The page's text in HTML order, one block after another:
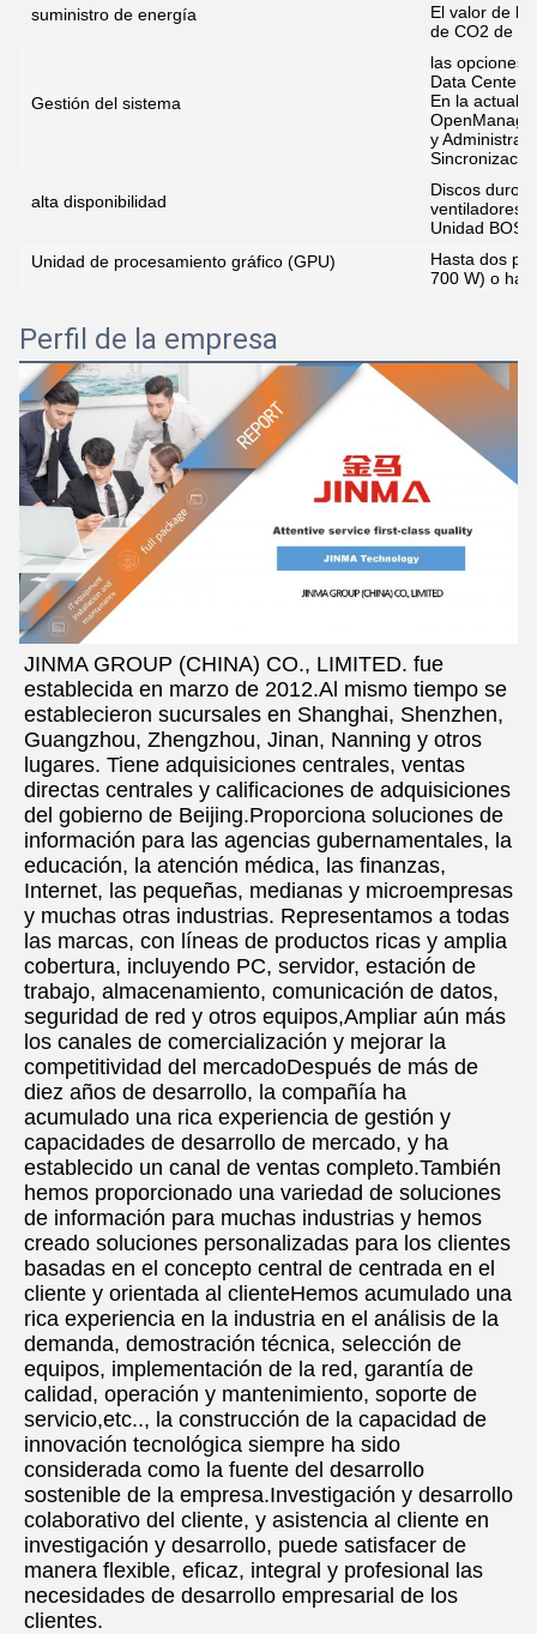
suministro de energía
El valor de
de CO2 de
Gestión del sistema
las opciones
Data Center
En la
y
alta disponibilidad
Discos duros
ventiladores,
Unidad
Unidad de procesamiento gráfico (GPU)
Hasta dos
700 W) o
Perfil de la empresa
JINMA GROUP (CHINA) CO., LIMITED. fue
establecida en marzo de 2012.Al mismo tiempo se
establecieron sucursales en Shanghai, Shenzhen,
Guangzhou, Zhengzhou, Jinan, Nanning y otros
lugares. Tiene adquisiciones centrales, ventas
directas centrales y calificaciones de adquisiciones
del gobierno de Beijing.Proporciona soluciones de
información para las agencias gubernamentales, la
educación, la atención médica, las finanzas,
Internet, las pequeñas, medianas y microempresas
y muchas otras industrias. Representamos a todas
las marcas, con líneas de productos ricas y amplia
cobertura, incluyendo PC, servidor, estación de
trabajo, almacenamiento, comunicación de datos,
seguridad de red y otros equipos,Ampliar aún más
los canales de comercialización y mejorar la
competitividad del mercadoDespués de más de
diez años de desarrollo, la compañía ha
acumulado una rica experiencia de gestión y
capacidades de desarrollo de mercado, y ha
establecido un canal de ventas completo.También
hemos proporcionado una variedad de soluciones
de información para muchas industrias y hemos
creado soluciones personalizadas para los clientes
basadas en el concepto central de centrada en el
cliente y orientada al clienteHemos acumulado una
rica experiencia en la industria en el análisis de la
demanda, demostración técnica, selección de
equipos, implementación de la red, garantía de
calidad, operación y mantenimiento, soporte de
servicio,etc.., la construcción de la capacidad de
innovación tecnológica siempre ha sido
considerada como la fuente del desarrollo
sostenible de la empresa.Investigación y desarrollo
colaborativo del cliente, y asistencia al cliente en
investigación y desarrollo, puede satisfacer de
manera flexible, eficaz, integral y profesional las
necesidades de desarrollo empresarial de los
clientes.